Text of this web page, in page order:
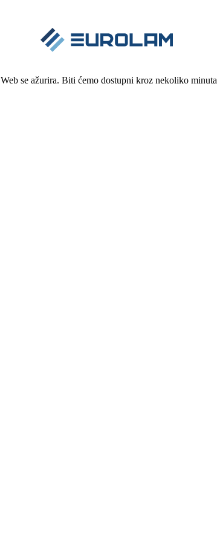
Web se ažurira. Biti ćemo dostupni kroz nekoliko minuta